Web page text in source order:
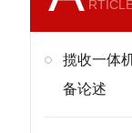
揽收一体
备论述